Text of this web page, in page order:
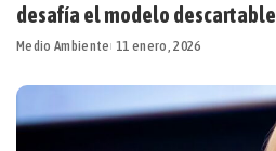
desafía el modelo descartable
Medio Ambiente 11 enero, 2026